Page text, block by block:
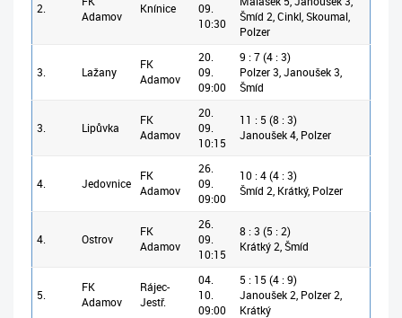
2.
Adamov
Knínice
09.
10:30
Šmíd 2, Cinkl, Skoumal,
Polzer
3. Lažany
FK
Adamov
20.
09.
09:00
9 : 7 (4 : 3)
Polzer 3, Janoušek 3,
Šmíd
3. Lipůvka
FK
Adamov
20.
09.
10:15
11 : 5 (8 : 3)
Janoušek 4, Polzer
4. Jedovnice
FK
Adamov
26.
09.
09:00
10 : 4 (4 : 3)
Šmíd 2, Krátký, Polzer
4. Ostrov
FK
Adamov
26.
09.
10:15
8 : 3 (5 : 2)
Krátký 2, Šmíd
5.
FK
Adamov
Rájec-
Jestř.
04.
10.
09:00
5 : 15 (4 : 9)
Janoušek 2, Polzer 2,
Krátký